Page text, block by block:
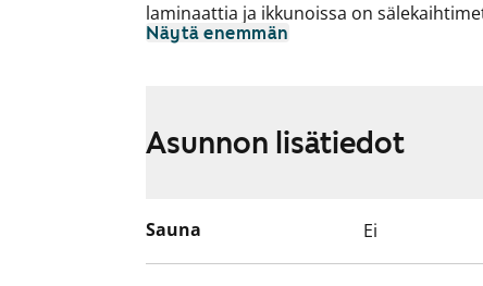
laminaattia ja ikkunoissa on
kaapistoissa.
kaakeloitu ja pyykinpesukoneelle on
vuokrakotisi?
Osassa huoneistoista on kaasuliesi,
Näytä enemmän
Asunnon lisätiedot
Sauna Ei